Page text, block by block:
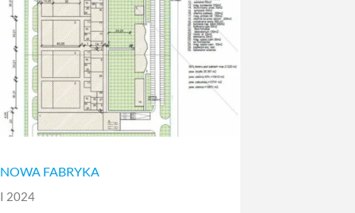
NOWA FABRYKA
I 2024